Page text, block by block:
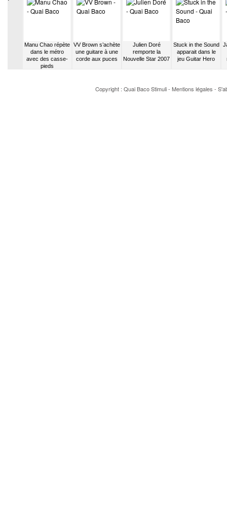
Manu Chao répète
dans le métro
avec des casse-
pieds
VV Brown s’achète
une guitare à une
corde aux puces
Julien Doré
remporte la
Nouvelle Star 2007
Stuck in the Sound
apparait dans le
jeu Guitar Hero
Copyright : Quai BacoStimuli- Mentions légales -